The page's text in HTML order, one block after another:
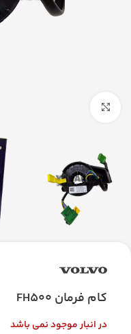
کام فرمان FH500
در انبار موجود نمی باشد